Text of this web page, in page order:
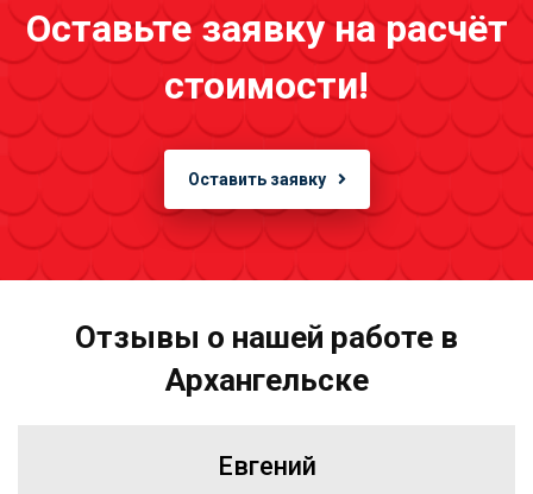
Оставьте заявку на расчёт
стоимости!
Оставить заявку
Отзывы о нашей работе в
Архангельске
Евгений